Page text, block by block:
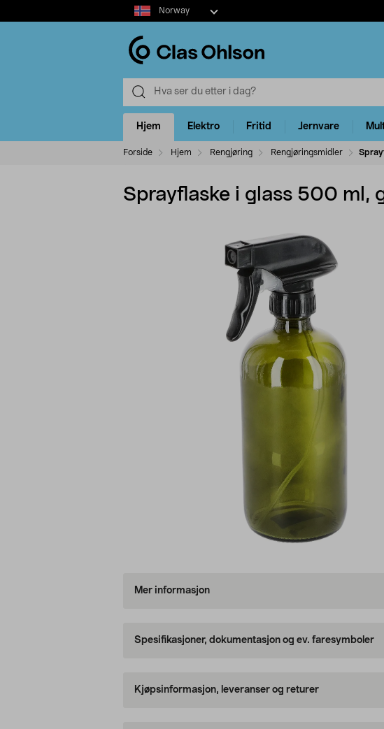
Select
market
Norway
Hjem Elektro Fritid Jernvare
Forside Hjem Rengjøring Rengjøringsmidler
Sprayflaske i glass 500 ml,
Mer informasjon
Spesifikasjoner, dokumentasjon og ev. faresymboler
Kjøpsinformasjon, leveranser og returer